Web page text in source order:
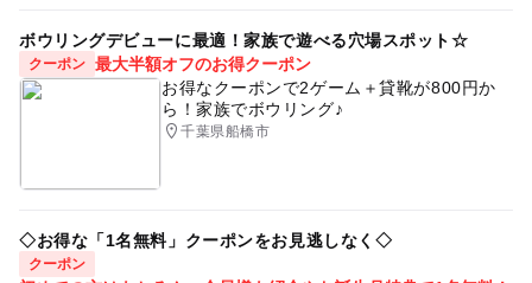
ボウリングデビューに最適！家族で遊べる穴場スポット☆
クーポン 最大半額オフのお得クーポン
お得なクーポンで2ゲーム＋貸靴が800円か
ら！家族でボウリング♪
千葉県船橋市
◇お得な「1名無料」クーポンをお見逃しなく◇
クーポン